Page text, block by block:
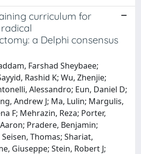
curriculum for
a Delphi consensus
Farshad Sheybaee;
Rashid K; Wu, Zhenjie;
Alessandro; Eun, Daniel D;
Andrew J; Ma, Lulin; Margulis,
F; Mehrazin, Reza; Porter,
Pradere, Benjamin;
Thomas; Shariat,
Giuseppe; Stein, Robert J;